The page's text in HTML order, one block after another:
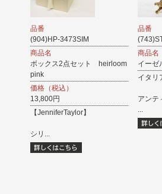
品番
(904)HP-3473SIM
商品名
ボックス2点セット heirloom
pink
価格（税込）
13,800円
【JenniferTaylor】
シリ...
品番
商品名
イーゼ
イタ
アンテ
...